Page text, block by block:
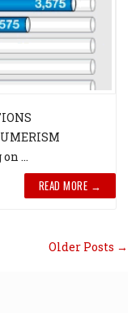
...
READ MORE →
Older Posts →